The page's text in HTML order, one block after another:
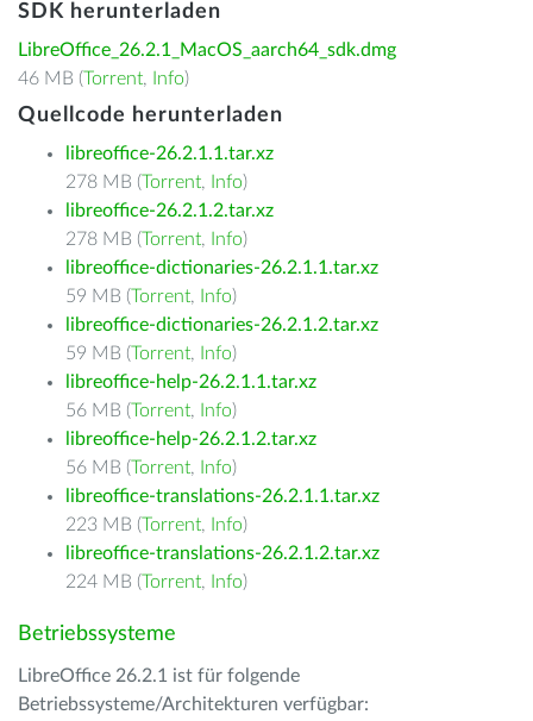
SDK herunterladen
LibreOffice_26.2.1_MacOS_aarch64_sdk.dmg
46 MB (Torrent, Info)
Quellcode herunterladen
libreoffice-26.2.1.1.tar.xz
278 MB (Torrent, Info)
libreoffice-26.2.1.2.tar.xz
278 MB (Torrent, Info)
libreoffice-dictionaries-26.2.1.1.tar.xz
59 MB (Torrent, Info)
libreoffice-dictionaries-26.2.1.2.tar.xz
59 MB (Torrent, Info)
libreoffice-help-26.2.1.1.tar.xz
56 MB (Torrent, Info)
libreoffice-help-26.2.1.2.tar.xz
56 MB (Torrent, Info)
libreoffice-translations-26.2.1.1.tar.xz
223 MB (Torrent, Info)
libreoffice-translations-26.2.1.2.tar.xz
224 MB (Torrent, Info)
Betriebssysteme
LibreOffice 26.2.1 ist für folgende
Betriebssysteme/Architekturen verfügbar: